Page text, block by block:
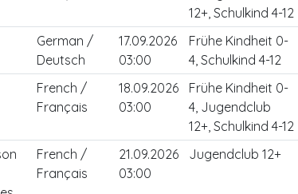
12+, Schulkind 4-12
German /
Deutsch
17.09.2026
03:00
Frühe Kindheit 0-
4, Schulkind 4-12
French /
Français
18.09.2026
03:00
Frühe Kindheit 0-
4, Jugendclub
12+, Schulkind 4-12
French /
Français
21.09.2026
03:00
Jugendclub 12+